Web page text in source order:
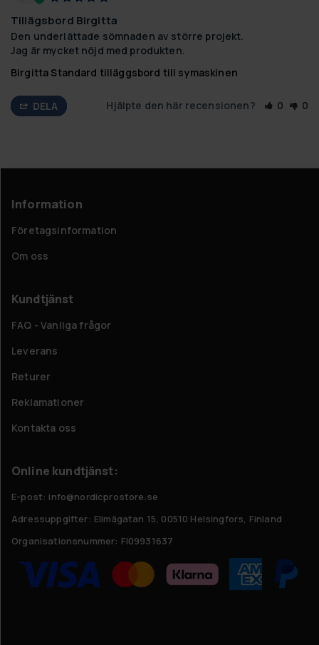
Tillägsbord Birgitta
Den underlättade sömnaden av större projekt.
Jag är mycket nöjd med produkten.
Birgitta Standard tilläggsbord till symaskinen
DELA Hjälpte den här recensionen? 0 0
Information
Företagsinformation
Om oss
Kundtjänst
FAQ - Vanliga frågor
Leverans
Returer
Reklamationer
Kontakta oss
Online kundtjänst:
E-post: info@nordicprostore.se
Adressuppgifter: Elimägatan 15, 00510 Helsingfors, Finland
Organisationsnummer: FI09931637